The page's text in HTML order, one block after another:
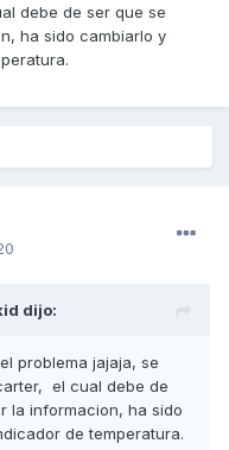
debe de ser que se
ha sido cambiarlo y
dijo:
problema jajaja, se
el cual debe de
la informacion, ha sido
de temperatura.